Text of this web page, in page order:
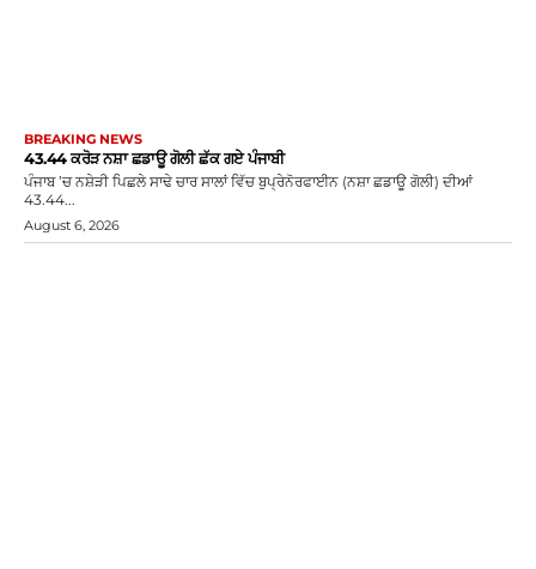
BREAKING NEWS
43.44 ਕਰੋੜ ਨਸ਼ਾ ਛਡਾਊ ਗੋਲੀ ਛੱਕ ਗਏ ਪੰਜਾਬੀ
ਪੰਜਾਬ ’ਚ ਨਸ਼ੇੜੀ ਪਿਛਲੇ ਸਾਢੇ ਚਾਰ ਸਾਲਾਂ ਵਿੱਚ ਬੁਪ੍ਰੇਨੋਰਫਾਈਨ (ਨਸ਼ਾ ਛਡਾਊ ਗੋਲੀ) ਦੀਆਂ
43.44...
August 6, 2026